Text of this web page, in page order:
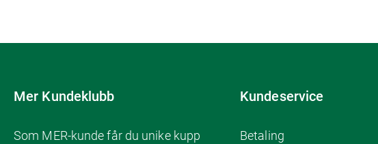
Mer Kundeklubb
Som MER-kunde får du unike kupp
Kundeservice
Betaling